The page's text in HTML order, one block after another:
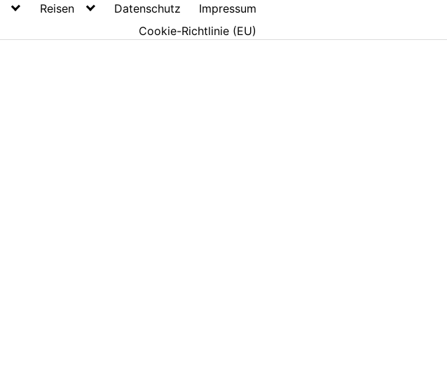
Reisen Datenschutz
Impressum
Cookie-Richtlinie (EU)